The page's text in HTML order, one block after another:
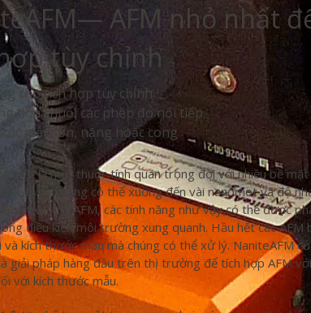
AFM nhỏ nhất
tùy chỉnh
cho tích hợp tùy chỉnh
hóa chuỗi các phép đo nối tiếp
các mẫu lớn, nặng hoặc cong
mặt là một thuộc tính quan trọng đối với nhiều bề
với các tính năng có thể xuống đến vài nanomet và độ
Với AFM, các tính năng như vậy có thể được
điều kiện môi trường xung quanh. Hầu hết các AFM
và kích thước mẫu mà chúng có thể xử lý. NaniteAFM
giải pháp hàng đầu trên thị trường để tích hợp AFM
với kích thước mẫu.